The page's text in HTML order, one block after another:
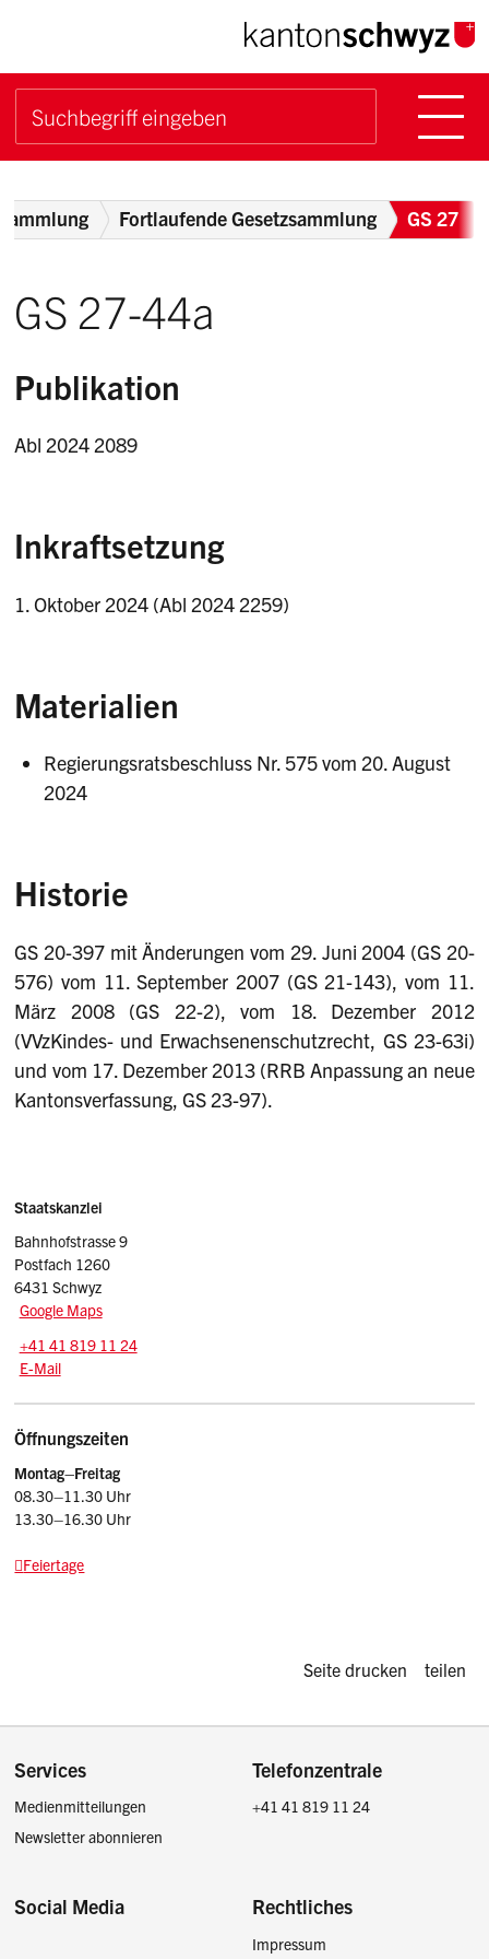
Navigieren im Kanton
Schnellnavigation
Suchbegriff
Breadcrumb
Fortlaufende Gesetzsammlung GS 27
GS 27-44a
Publikation
Abl 2024 2089
Inkraftsetzung
1. Oktober 2024 (Abl 2024 2259)
Materialien
Regierungsratsbeschluss Nr. 575 vom 20. August
2024
Historie
GS 20-397 mit Änderungen vom 29. Juni 2004 (GS 20-
576) vom 11. September 2007 (GS 21-143), vom 11.
März 2008 (GS 22-2), vom 18. Dezember 2012
(VVzKindes- und Erwachsenenschutzrecht, GS 23-63i)
und vom 17. Dezember 2013 (RRB Anpassung an neue
Kantonsverfassung, GS 23-97).
Sidebar
Adresse
Staatskanzlei
Bahnhofstrasse 9
Postfach 1260
6431 Schwyz
Google Maps
Tel.:
+41 41 819 11 24
E-Mail: srsz
E-Mail
Öffnungszeiten
Montag–Freitag
08.30–11.30 Uhr
13.30–16.30 Uhr
Feiertage
Diese Seite
Seite drucken teilen
Footer
Services
Medienmitteilungen
Newsletter abonnieren
Telefonzentrale
+41 41 819 11 24
Social Media Rechtliches
Impressum